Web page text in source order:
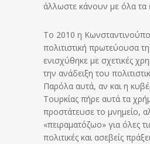
άλλωστε κάνουν με όλα τα
Το 2010 η
πολιτιστική πρωτεύουσα
ενισχύθηκε με σχετικές
την ανάδειξη του
Παρόλα αυτά, αν και η
Τουρκίας πήρε αυτά τα
προστάτευσε το μνημείο,
«πειραματόζωο» για όλες
πολιτικές και ασεβείς